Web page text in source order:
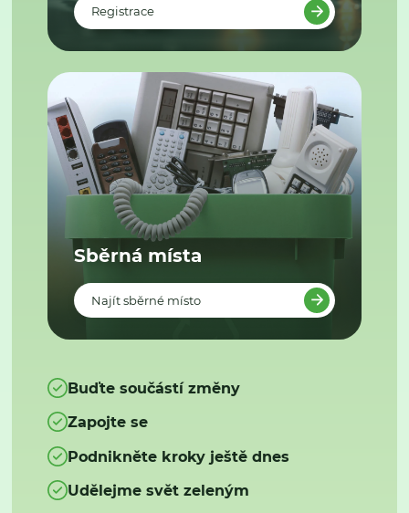
Registrace
Sběrná místa
Najít sběrné místo
Buďte součástí změny
Zapojte se
Podnikněte kroky ještě dnes
Udělejme svět zeleným